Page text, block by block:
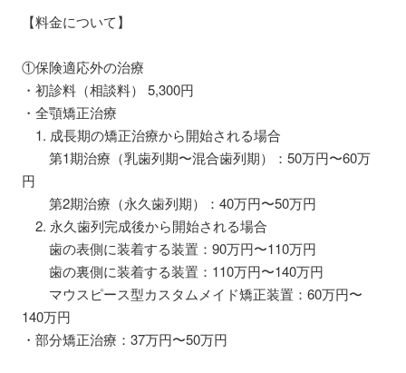
【料金について】
①保険適応外の治療
・初診料（相談料） 5,300円
・全顎矯正治療
1. 成長期の矯正治療から開始される場合
第1期治療（乳歯列期〜混合歯列期）：50万円〜60万
円
第2期治療（永久歯列期）：40万円〜50万円
2. 永久歯列完成後から開始される場合
歯の表側に装着する装置：90万円〜110万円
歯の裏側に装着する装置：110万円〜140万円
マウスピース型カスタムメイド矯正装置：60万円〜
140万円
・部分矯正治療：37万円〜50万円